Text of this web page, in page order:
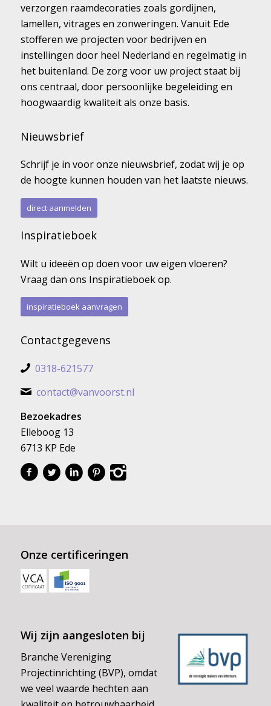
verzorgen raamdecoraties zoals gordijnen,
lamellen, vitrages en zonweringen. Vanuit Ede
stofferen we projecten voor bedrijven en
instellingen door heel Nederland en regelmatig in
het buitenland. De zorg voor uw project staat bij
ons centraal, door persoonlijke begeleiding en
hoogwaardig kwaliteit als onze basis.
Nieuwsbrief
Schrijf je in voor onze nieuwsbrief, zodat wij je op
de hoogte kunnen houden van het laatste nieuws.
direct aanmelden
Inspiratieboek
Wilt u ideeën op doen voor uw eigen vloeren?
Vraag dan ons Inspiratieboek op.
inspiratieboek aanvragen
Contactgegevens
0318-621577
contact@vanvoorst.nl
Bezoekadres
Elleboog 13
6713 KP Ede
Onze certificeringen
Wij zijn aangesloten bij
Branche Vereniging
Projectinrichting (BVP), omdat
we veel waarde hechten aan